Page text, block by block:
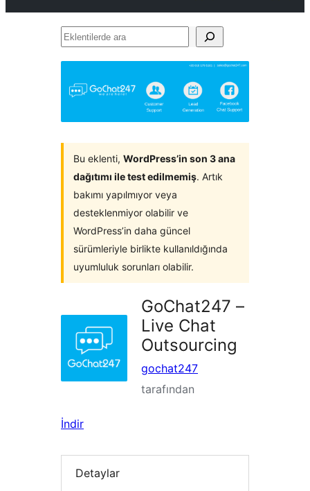
Eklentilerde
Bu eklenti, WordPress’in son 3 ana
dağıtımı ile test edilmemiş. Artık
bakımı yapılmıyor veya
desteklenmiyor olabilir ve
WordPress’in daha güncel
sürümleriyle birlikte kullanıldığında
uyumluluk sorunları olabilir.
GoChat247 –
Live Chat
Outsourcing
gochat247
tarafından
İndir
Detaylar